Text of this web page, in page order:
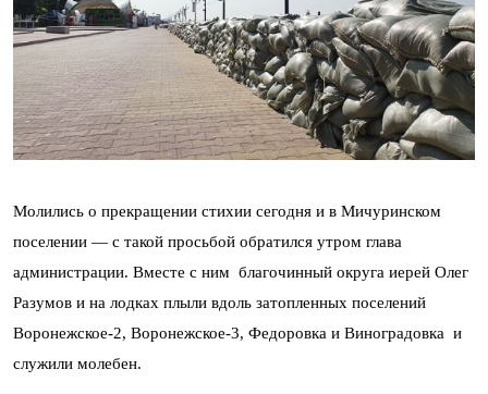
Молились о прекращении стихии сегодня и в Мичуринском
поселении — с такой просьбой обратился утром глава
администрации. Вместе с ним благочинный округа иерей Олег
Разумов и на лодках плыли вдоль затопленных поселений
Воронежское-2, Воронежское-3, Федоровка и Виноградовка и
служили молебен.